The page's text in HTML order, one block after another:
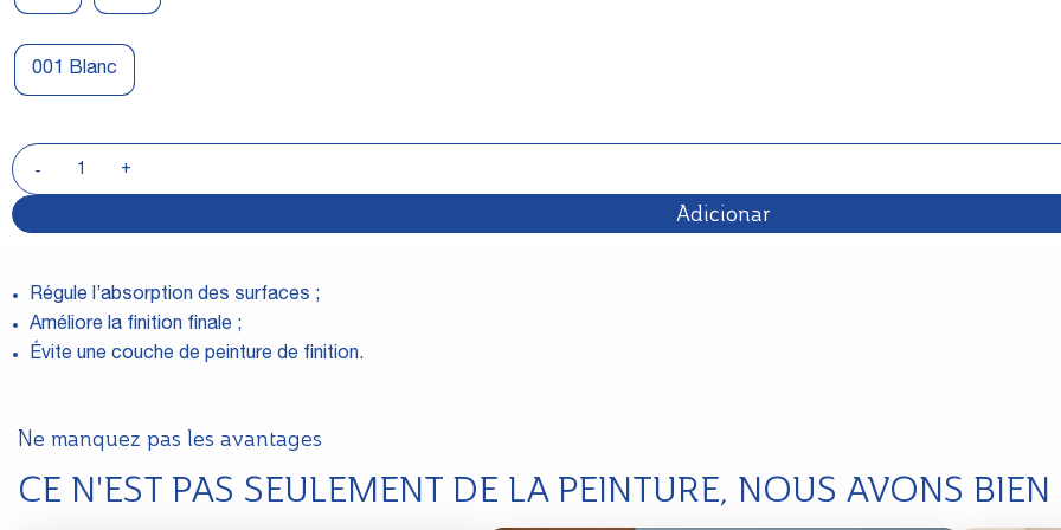
001 Blanc
Adicionar
Régule l’absorption des surfaces ;
Améliore la finition finale ;
Évite une couche de peinture de finition.
Ne manquez pas les avantages
CE N'EST PAS SEULEMENT DE LA PEINTURE, NOUS AVONS BIEN